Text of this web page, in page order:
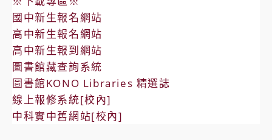
國中新生報名網站
高中新生報名網站
高中新生報到網站
圖書館藏查詢系統
圖書館KONO Libraries 精選誌
線上報修系統[校內]
中科實中舊網站[校內]